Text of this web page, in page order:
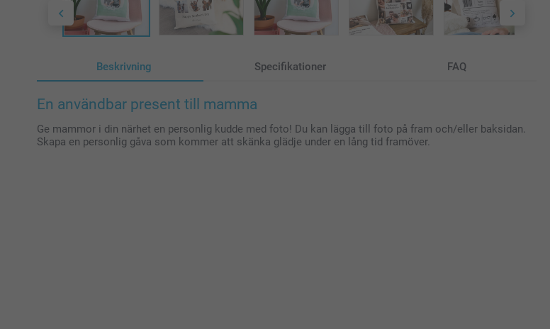
Beskrivning Specifikationer FAQ
En användbar present till mamma
Ge mammor i din närhet en personlig kudde med foto! Du kan lägga till foto på fram och/eller baksidan.
Skapa en personlig gåva som kommer att skänka glädje under en lång tid framöver.